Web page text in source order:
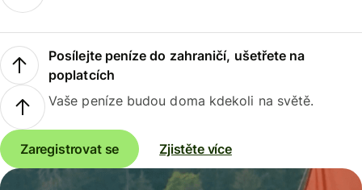
Posílejte peníze do zahraničí, ušetřete na
poplatcích
Vaše peníze budou doma kdekoli na světě.
Zaregistrovat se Zjistěte více